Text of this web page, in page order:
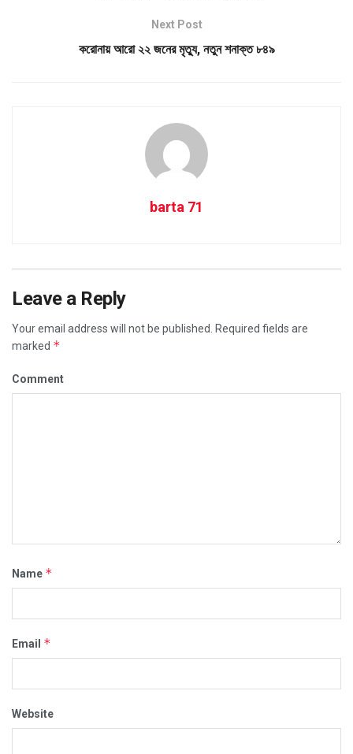
Next Post
করোনায় আরো ২২ জনের মৃত্যু, নতুন শনাক্ত ৮৪৯
barta 71
Leave a Reply
Your email address will not be published.
Required fields are
marked *
Comment
Name *
Email *
Website